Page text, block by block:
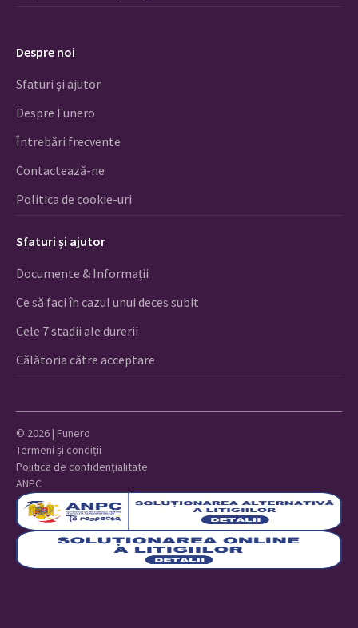
Despre noi
Sfaturi și ajutor
Despre Funero
Întrebări frecvente
Contactează-ne
Politica de cookie-uri
Sfaturi și ajutor
Documente & Informații
Ce să faci în cazul unui deces subit
Cele 7 stadii ale durerii
Călătoria către acceptare
© 2026 | Funero
Termeni și condiții
Politica de confidențialitate
ANPC